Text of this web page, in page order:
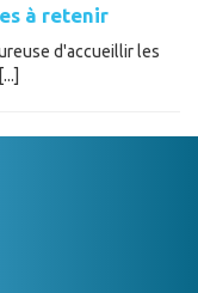
à retenir
d'accueillir les